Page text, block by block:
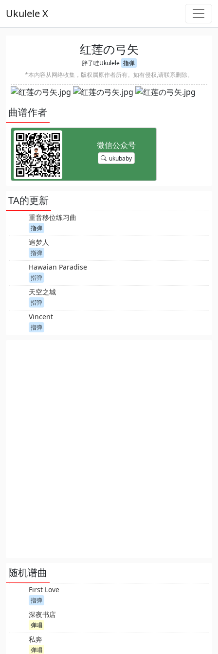
Ukulele X
红莲の弓矢
胖子哇Ukulele 指弹
*本内容从网络收集，版权属原作者所有。如有侵权,请联系删除。
曲谱作者
ukubaby
TA的更新
重音移位练习曲
指弹
追梦人
指弹
Hawaian Paradise
指弹
天空之城
指弹
Vincent
指弹
随机谱曲
First Love
指弹
深夜书店
弹唱
私奔
弹唱